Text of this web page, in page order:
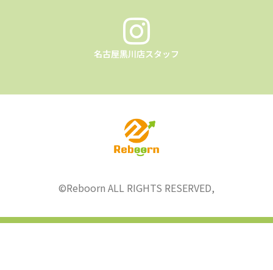
名古屋黒川店スタッフ
©︎Reboorn ALL RIGHTS RESERVED,